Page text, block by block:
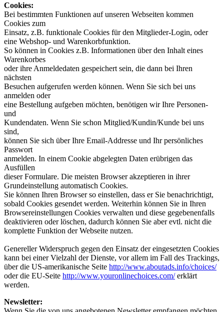
Cookies:
Bei bestimmten Funktionen auf unseren Webseiten kommen
Cookies zum
Einsatz, z.B. funktionale Cookies für den Mitglieder-Login, oder
eine Webshop- und Warenkorbfunktion.
So können in Cookies z.B. Informationen über den Inhalt eines
Warenkorbes
oder ihre Anmeldedaten gespeichert sein, die dann bei Ihren
nächsten
Besuchen aufgerufen werden können. Wenn Sie sich bei uns
anmelden oder
eine Bestellung aufgeben möchten, benötigen wir Ihre Personen-
und
Kundendaten. Wenn Sie schon Mitglied/Kundin/Kunde bei uns
sind,
können Sie sich über Ihre Email-Addresse und Ihr persönliches
Passwort
anmelden. In einem Cookie abgelegten Daten erübrigen das
Ausfüllen
dieser Formulare. Die meisten Browser akzeptieren in ihrer
Grundeinstellung automatisch Cookies.
Sie können Ihren Browser so einstellen, dass er Sie benachrichtigt,
sobald Cookies gesendet werden. Weiterhin können Sie in Ihren
Browsereinstellungen Cookies verwalten und diese gegebenenfalls
deaktivieren oder löschen, dadurch können Sie aber evtl. nicht die
komplette Funktion der Webseite nutzen.
Genereller Widerspruch gegen den Einsatz der eingesetzten Cookies
kann bei einer Vielzahl der Dienste, vor allem im Fall des Trackings,
über die US-amerikanische Seite http://www.aboutads.info/choices/
oder die EU-Seite http://www.youronlinechoices.com/erklärt
werden.
Newsletter: